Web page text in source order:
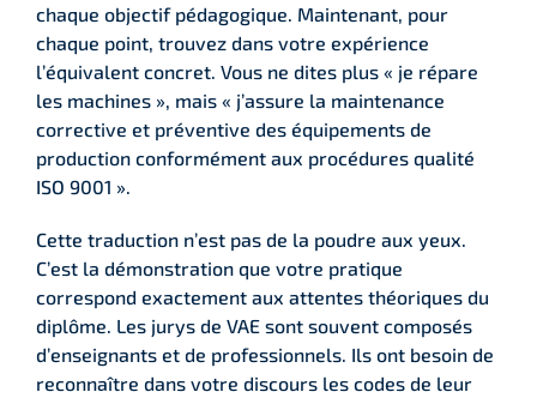
chaque objectif pédagogique. Maintenant, pour
chaque point, trouvez dans votre expérience
l’équivalent concret. Vous ne dites plus « je répare
les machines », mais « j’assure la maintenance
corrective et préventive des équipements de
production conformément aux procédures qualité
ISO 9001 ».
Cette traduction n’est pas de la poudre aux yeux.
C’est la démonstration que votre pratique
correspond exactement aux attentes théoriques du
diplôme. Les jurys de VAE sont souvent composés
d’enseignants et de professionnels. Ils ont besoin de
reconnaître dans votre discours les codes de leur